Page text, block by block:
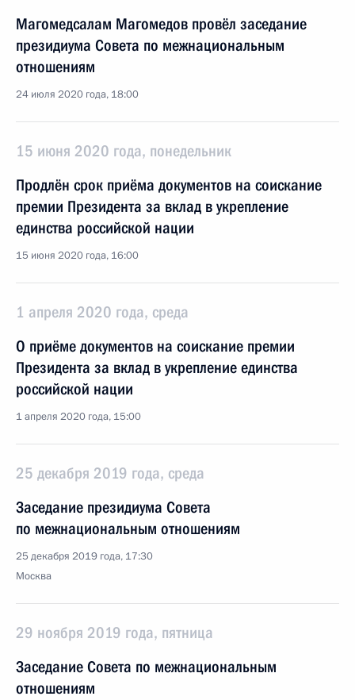
Магомедсалам Магомедов провёл заседание
президиума Совета по межнациональным
отношениям
24 июля 2020 года, 18:00
15 июня 2020 года, понедельник
Продлён срок приёма документов на соискание
премии Президента за вклад в укрепление
единства российской нации
15 июня 2020 года, 16:00
1 апреля 2020 года, среда
О приёме документов на соискание премии
Президента за вклад в укрепление единства
российской нации
1 апреля 2020 года, 15:00
25 декабря 2019 года, среда
Заседание президиума Совета
по межнациональным отношениям
25 декабря 2019 года, 17:30
Москва
29 ноября 2019 года, пятница
Заседание Совета по межнациональным
отношениям